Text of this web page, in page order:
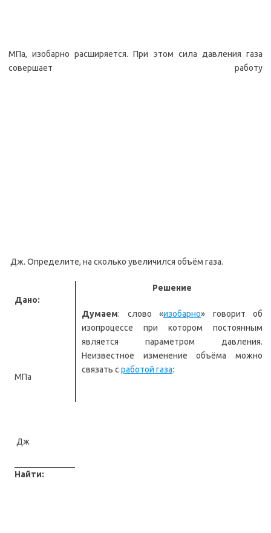
МПа, изобарно расширяется. При этом сила давления газа
совершает работу
Дж. Определите, на сколько увеличился объём газа.
Дано:
МПа
Дж
Найти:
Решение
Думаем: слово «изобарно» говорит об
изопроцессе при котором постоянным
является параметром давления.
Неизвестное изменение объёма можно
связать сработой газа: